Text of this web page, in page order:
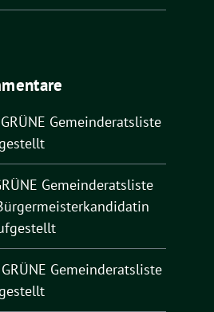
GRÜNE Gemeinderatsliste
Gemeinderatsliste
GRÜNE Gemeinderatsliste